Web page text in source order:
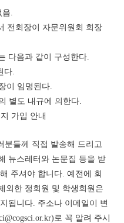
.
전회장이 자문위원회 회장
다음과 같이 구성한다.
다.
이 임명된다.
별도 내규에 의한다.
가입 안내
분들께 직접 발송해 드리고
뉴스레터와 논문집 등을 받
주셔야 합니다. 예전에 회
외한 정회원 및 학생회원은
됩니다. 주소나 이메일이 변
로 꼭 알려 주시